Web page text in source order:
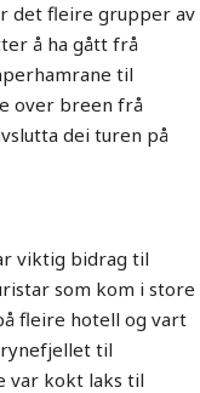
det fleire grupper av
å ha gått frå
til
over breen frå
dei turen på
viktig bidrag til
som kom i store
fleire hotell og vart
til
var kokt laks til